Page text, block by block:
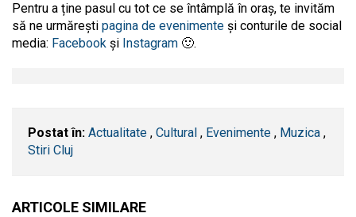
Pentru a ține pasul cu tot ce se întâmplă în oraș, te invităm
să ne urmărești pagina de evenimente și conturile de social
media: Facebook și Instagram 🙂.
Postat în: Actualitate , Cultural , Evenimente , Muzica ,
Stiri Cluj
ARTICOLE SIMILARE